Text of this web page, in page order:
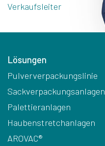
Verkaufsleiter
Lösungen
Pulververpackungslinie
Sackverpackungsanlagen
Palettieranlagen
Haubenstretchanlagen
AROVAC®